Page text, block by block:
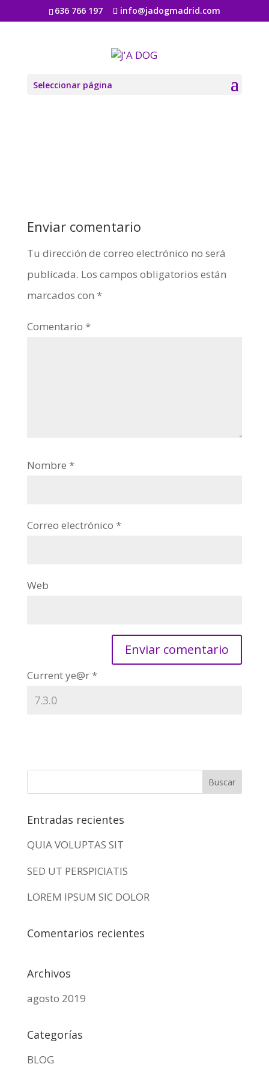
636 766 197 info@jadogmadrid.com
Seleccionar página
Enviar comentario
Tu dirección de correo electrónico no será
publicada. Los campos obligatorios están
marcados con *
Comentario *
Nombre *
Correo electrónico *
Web
Current ye@r *
Entradas recientes
QUIA VOLUPTAS SIT
SED UT PERSPICIATIS
LOREM IPSUM SIC DOLOR
Comentarios recientes
Archivos
agosto 2019
Categorías
BLOG